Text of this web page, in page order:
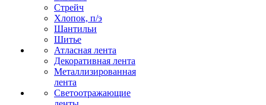
Стрейч
Хлопок, п/э
Шантильи
Шитье
Атласная лента
Декоративная лента
Металлизированная
лента
Светоотражающие